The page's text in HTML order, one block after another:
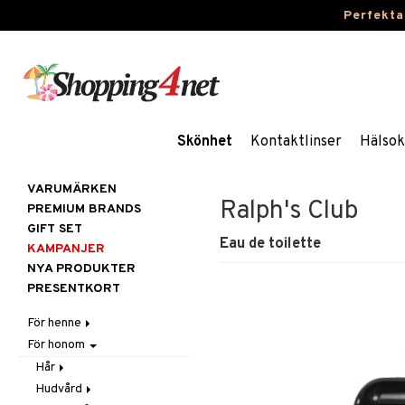
Skönhet Kontaktlinser
Ralph's Club
Eau de toilette
VARUMÄRKEN
PREMIUM BRANDS
GIFT SET
KAMPANJER
NYA PRODUKTER
PRESENTKORT
För henne
Hår
Accessoarer
Balsam
Hudvård
Ansiktscremer
Kosmetika
För honom
Hår
Balsam
Hudvård